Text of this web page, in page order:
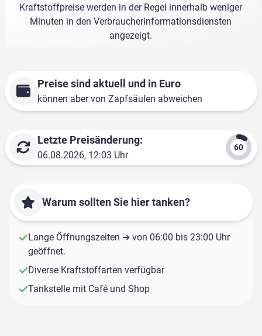
Kraftstoffpreise werden in der Regel innerhalb weniger
Minuten in den Verbraucherinformationsdiensten
angezeigt.
Preise sind aktuell und in Euro
können aber von Zapfsäulen abweichen
Letzte Preisänderung:
06.08.2026, 12:03 Uhr
Warum sollten Sie hier tanken?
Lange Öffnungszeiten ➔ von 06:00 bis 23:00 Uhr
geöffnet.
Diverse Kraftstoffarten verfügbar
Tankstelle mit Café und Shop